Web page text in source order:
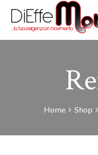
Home Shop